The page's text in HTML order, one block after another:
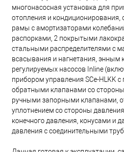
многонасосная установка для
отопления и кондиционирования,
рамы с амортизаторами
распорками, 2 покрытыми
стальными распределителями с
всасывания и нагнетания, энным
регулируемых насосов Inline
прибором управления SCe-HLKK с
обратными клапанами со стороны
ручными запорными клапанами,
уплотнением со стороны
конечного давления, конусами и
давления с соединительными